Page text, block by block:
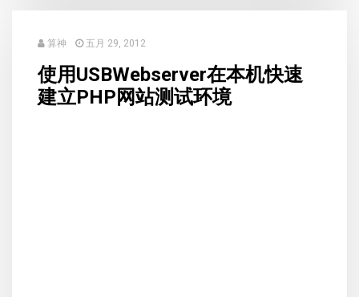
算神 五月 29, 2012
使用USBWebserver在本机快速
建立PHP网站测试环境